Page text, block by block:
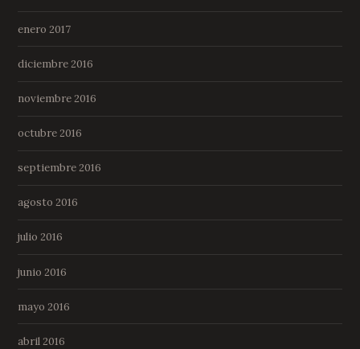
enero 2017
diciembre 2016
noviembre 2016
octubre 2016
septiembre 2016
agosto 2016
julio 2016
junio 2016
mayo 2016
abril 2016